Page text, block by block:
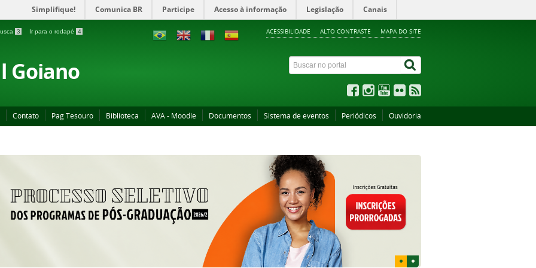
Simplifique! Comunica BR Participe Acesso à informação Legislação Canais
3 Ir para o rodapé 4 ACESSIBILIDADE ALTO CONTRASTE MAPA DO SITE
Goiano
Contato Pag Tesouro Biblioteca AVA - Moodle Documentos Sistema de eventos Periódicos Ouvidoria